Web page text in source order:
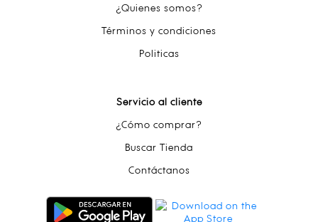
¿Quienes somos?
Términos y condiciones
Politicas
Servicio al cliente
¿Cómo comprar?
Buscar Tienda
Contáctanos